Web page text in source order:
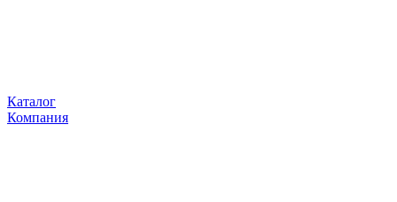
Каталог
Компания